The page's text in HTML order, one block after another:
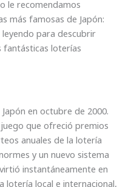
le recomendamos
más famosas de Japón:
para descubrir
fantásticas loterías
en octubre de 2000.
que ofreció premios
anuales de la lotería
y un nuevo sistema
instantáneamente en
lotería local e internacional,